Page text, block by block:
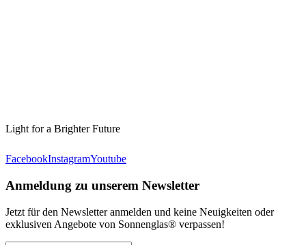
Light for a Brighter Future
FacebookInstagramYoutube
Anmeldung zu unserem Newsletter
Jetzt für den Newsletter anmelden und keine Neuigkeiten oder
exklusiven Angebote von Sonnenglas® verpassen!